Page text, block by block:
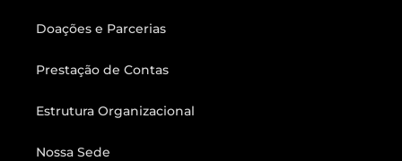
Doações e Parcerias
Prestação de Contas
Estrutura Organizacional
Nossa Sede